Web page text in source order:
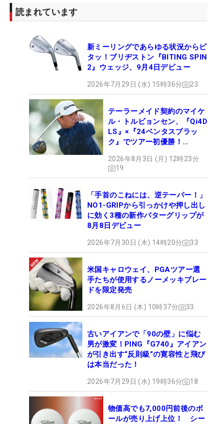
読まれています
新ミーリングであらゆる状況からピ
タッ！ブリヂストン『BITING SPIN
2』ウェッジ、9月4日デビュー
2026年7月29日 (水) 15時36分 23
テーラーメイド契約のマイケ
ル・トルビョンセン、『Qi4D
LS』×『24ベンタスブラッ
ク』でツアー初優勝！
2026年8月3日 (月) 12時23分
19
「手首のこねには、逆テーパー！」
NO1-GRIPから引っかけや押し出し
に効く3種の新作パターグリップが
8月8日デビュー
2026年7月30日 (木) 14時20分 33
米国キャロウェイ、PGAツアー選
手たちが使用するノーメッキブレー
ドを限定発売
2026年8月6日 (木) 10時37分 33
古いアイアンで「90の壁」に悩む
男が激変！PING『G740』アイアン
が引き出す“反則級”の寛容性と飛び
は本当だった！
2026年7月29日 (水) 19時36分 18
物価高でも7,000円前後のボ
ールが売り上げ上位！ シー